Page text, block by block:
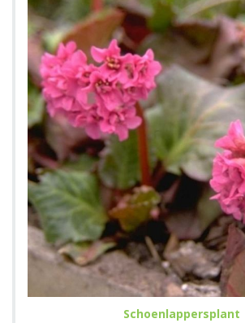
Schoenlappersplant